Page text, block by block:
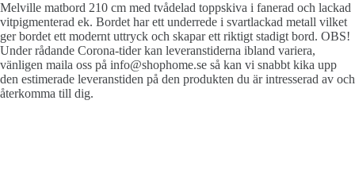
Melville matbord 210 cm med tvådelad toppskiva i fanerad och lackad
vitpigmenterad ek. Bordet har ett underrede i svartlackad metall vilket
ger bordet ett modernt uttryck och skapar ett riktigt stadigt bord. OBS!
Under rådande Corona-tider kan leveranstiderna ibland variera,
vänligen maila oss på info@shophome.se så kan vi snabbt kika upp
den estimerade leveranstiden på den produkten du är intresserad av och
återkomma till dig.